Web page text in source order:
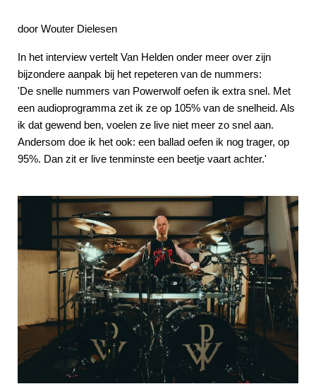
door Wouter Dielesen
In het interview vertelt Van Helden onder meer over zijn
bijzondere aanpak bij het repeteren van de nummers:
'De snelle nummers van Powerwolf oefen ik extra snel. Met
een audioprogramma zet ik ze op 105% van de snelheid. Als
ik dat gewend ben, voelen ze live niet meer zo snel aan.
Andersom doe ik het ook: een ballad oefen ik nog trager, op
95%. Dan zit er live tenminste een beetje vaart achter.'